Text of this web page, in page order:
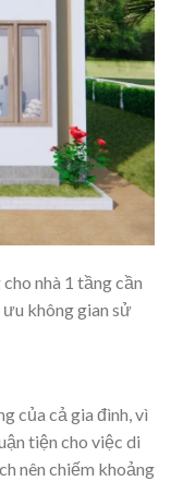
nhà 1 tầng cần
không gian sử
của cả gia đình, vì
tiện cho việc di
nên chiếm khoảng